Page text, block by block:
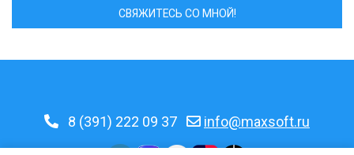
СВЯЖИТЕСЬ СО МНОЙ!
8 (391) 222 09 37 info@maxsoft.ru